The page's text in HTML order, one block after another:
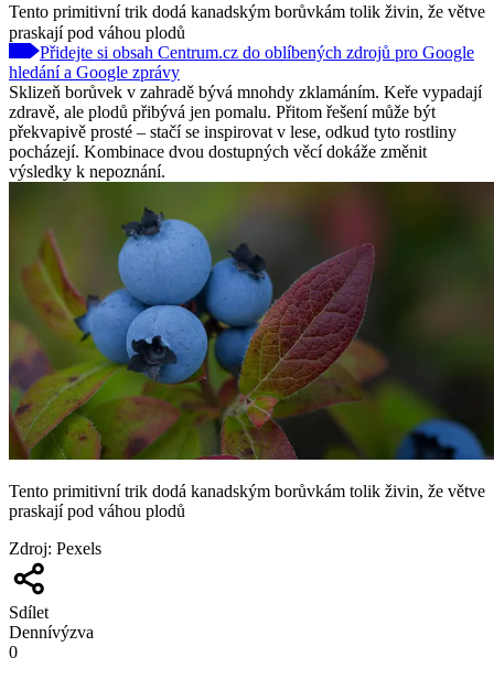
Tento primitivní trik dodá kanadským borůvkám tolik živin, že větve
praskají pod váhou plodů
Přidejte si obsah Centrum.cz do oblíbených zdrojů pro Google
hledání a Google zprávy
Sklizeň borůvek v zahradě bývá mnohdy zklamáním. Keře vypadají
zdravě, ale plodů přibývá jen pomalu. Přitom řešení může být
překvapivě prosté – stačí se inspirovat v lese, odkud tyto rostliny
pocházejí. Kombinace dvou dostupných věcí dokáže změnit
výsledky k nepoznání.
Tento primitivní trik dodá kanadským borůvkám tolik živin, že větve
praskají pod váhou plodů
Zdroj: Pexels
Sdílet
Dennívýzva
0